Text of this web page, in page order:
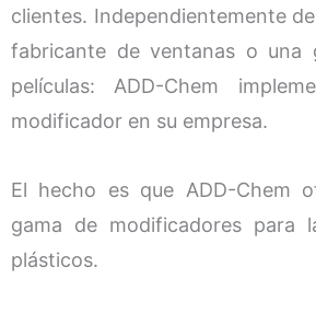
clientes. Independientemente
fabricante de ventanas o una
películas: ADD-Chem
modificador en su empresa.
El hecho es que ADD-Chem
gama de modificadores para
plásticos.